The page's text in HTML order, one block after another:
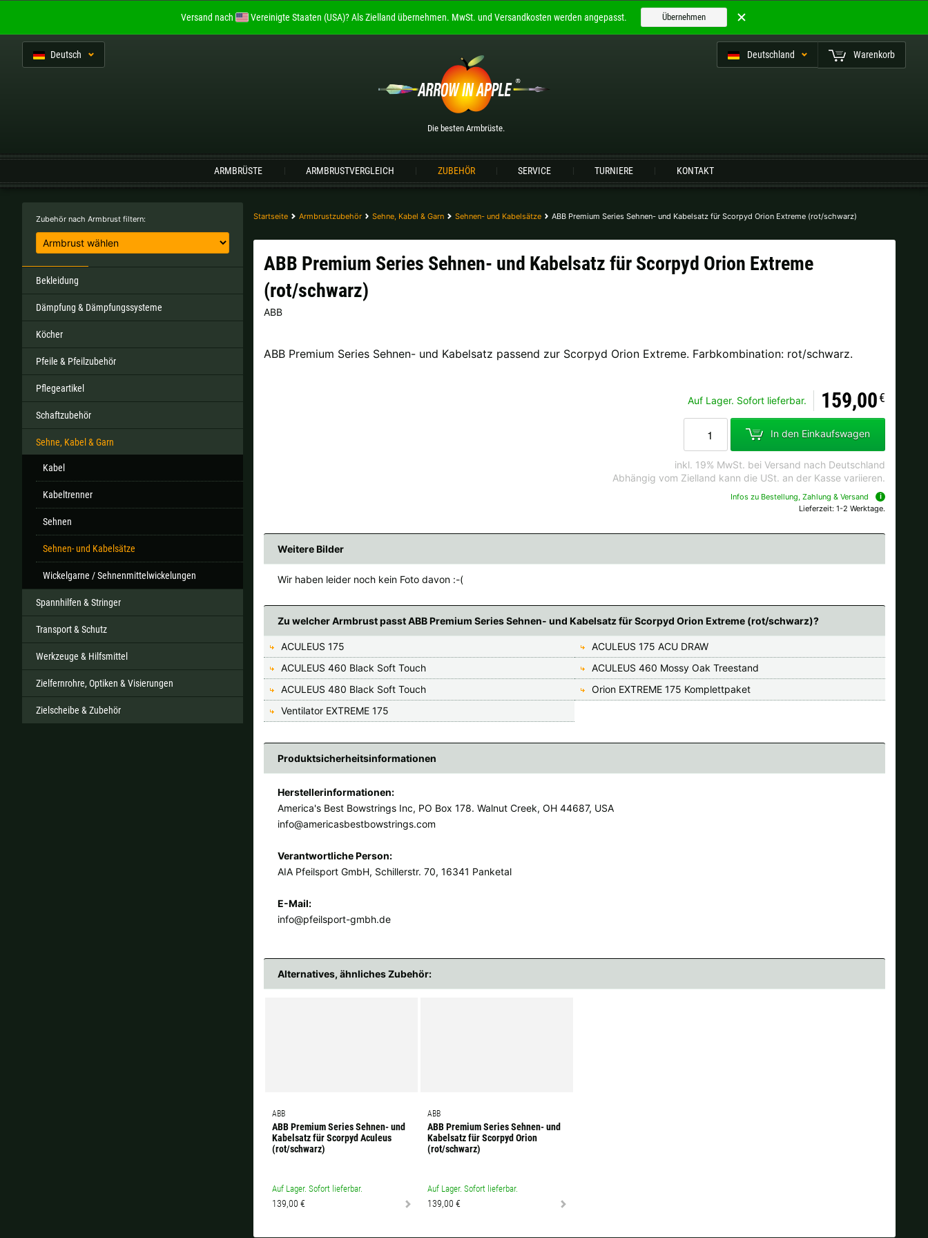
Deutsch Deutschland Warenkorb
Die besten Armbrüste.
ARMBRÜSTE ARMBRUSTVERGLEICH ZUBEHÖR SERVICE TURNIERE KONTAKT
Zubehör nach Armbrust filtern:
Bekleidung
Dämpfung & Dämpfungssysteme
Köcher
Pfeile & Pfeilzubehör
Pflegeartikel
Schaftzubehör
Sehne, Kabel & Garn
Kabel
Kabeltrenner
Sehnen
Sehnen- und Kabelsätze
Wickelgarne / Sehnenmittelwickelungen
Spannhilfen & Stringer
Transport & Schutz
Werkzeuge & Hilfsmittel
Zielfernrohre, Optiken & Visierungen
Zielscheibe & Zubehör
Startseite Armbrustzubehör Sehne, Kabel & Garn Sehnen- und Kabelsätze ABB Premium Series Sehnen- und Kabelsatz für Scorpyd Orion Extreme (rot/schwarz)
ABB Premium Series Sehnen- und Kabelsatz für Scorpyd Orion Extreme
(rot/schwarz)
ABB
ABB Premium Series Sehnen- und Kabelsatz passend zur Scorpyd Orion Extreme. Farbkombination: rot/schwarz.
Auf Lager. Sofort lieferbar. 159,00€
In den Einkaufswagen
inkl. 19% MwSt. bei Versand nach Deutschland
Abhängig vom Zielland kann die USt. an der Kasse variieren.
Infos zu Bestellung, Zahlung & Versand
Lieferzeit: 1-2 Werktage.
Weitere Bilder
Wir haben leider noch kein Foto davon :-(
Zu welcher Armbrust passt ABB Premium Series Sehnen- und Kabelsatz für Scorpyd Orion Extreme (rot/schwarz)?
ACULEUS 175
ACULEUS 175 ACU DRAW
ACULEUS 460 Black Soft Touch
ACULEUS 460 Mossy Oak Treestand
ACULEUS 480 Black Soft Touch
Orion EXTREME 175 Komplettpaket
Ventilator EXTREME 175
Produktsicherheitsinformationen
Herstellerinformationen:
America's Best Bowstrings Inc, PO Box 178. Walnut Creek, OH 44687, USA
info@americasbestbowstrings.com
Verantwortliche Person:
AIA Pfeilsport GmbH, Schillerstr. 70, 16341 Panketal
E-Mail:
info@pfeilsport-gmbh.de
Alternatives, ähnliches Zubehör:
ABB
ABB Premium Series Sehnen- und
Kabelsatz für Scorpyd Aculeus
(rot/schwarz)
Auf Lager. Sofort lieferbar.
139,00 €
ABB
ABB Premium Series Sehnen- und
Kabelsatz für Scorpyd Orion
(rot/schwarz)
Auf Lager. Sofort lieferbar.
139,00 €
Willkommen beiARROW IN APPLE
Die besten Armbrüste.
Bitte wählen Sie Ihre Sprache aus:
Deutsch (DE)
Bitte wählen Sie Ihre Versandregion:
Belgien | лв Deutschland |€ Estland |€ Finnland |€ Frankreich |€
Italien |€ Kroatien | kn
Portugal | Slowenien |
Tschechien |Kč
Sollte Ihr Land nicht verfübar sein, keine Sorge - wählen Sie einfach "Deutschland" aus. Und erfragen die Versandkosten bei der Bestellung.
Versand nach Vereinigte Staaten (USA)?Als Zielland übernehmen. MwSt. und Versandkosten werden angepasst. Übernehmen